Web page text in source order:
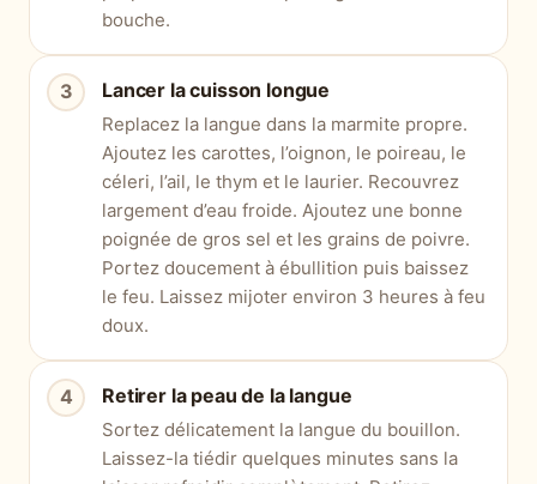
bouche.
Lancer la cuisson longue
Replacez la langue dans la marmite propre.
Ajoutez les carottes, l’oignon, le poireau, le
céleri, l’ail, le thym et le laurier. Recouvrez
largement d’eau froide. Ajoutez une bonne
poignée de gros sel et les grains de poivre.
Portez doucement à ébullition puis baissez
le feu. Laissez mijoter environ 3 heures à feu
doux.
Retirer la peau de la langue
Sortez délicatement la langue du bouillon.
Laissez-la tiédir quelques minutes sans la